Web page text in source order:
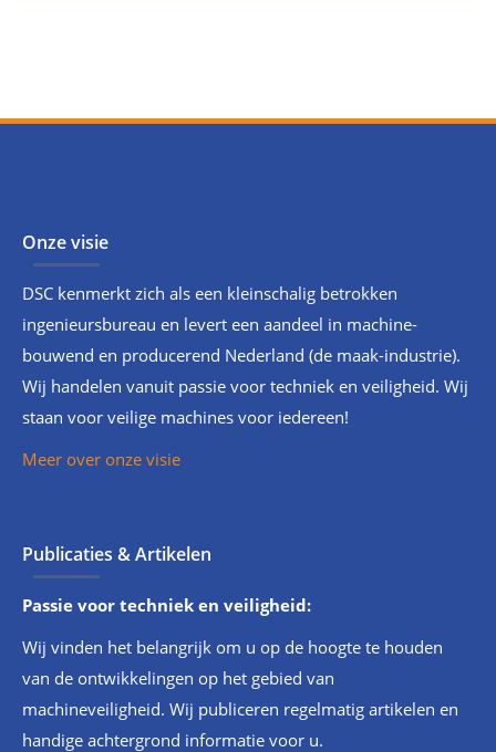
Onze visie
DSC kenmerkt zich als een kleinschalig betrokken
ingenieursbureau en levert een aandeel in machine-
bouwend en producerend Nederland (de maak-industrie).
Wij handelen vanuit passie voor techniek en veiligheid. Wij
staan voor veilige machines voor iedereen!
Meer over onze visie
Publicaties & Artikelen
Passie voor techniek en veiligheid:
Wij vinden het belangrijk om u op de hoogte te houden
van de ontwikkelingen op het gebied van
machineveiligheid. Wij publiceren regelmatig artikelen en
handige achtergrond informatie voor u.